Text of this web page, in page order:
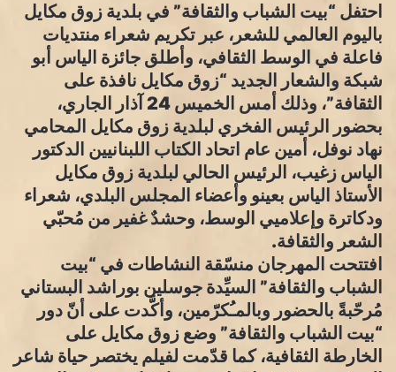
احتفل “بيت الشباب والثقافة” في بلدية زوق مكايل
باليوم العالمي للشعر، عبر تكريم شعراء منتديات
فاعلة في الوسط الثقافي، وأطلق جائزة الياس أبو
شبكة والشعار الجديد “زوق مكايل نافذة على
الثقافة”، وذلك أمس الخميس 24 آذار الجاري،
بحضور الرئيس الفخري لبلدية زوق مكايل المحامي
نهاد نوفل، أمين عام اتحاد الكتاب اللبنانيين الدكتور
الياس زغيب، الرئيس الحالي لبلدية زوق مكايل
الأستاذ الياس بعينو وأعضاء المجلس البلدي، شعراء
ودكاترة وإعلاميي الوسط، وحشدٌ غفير من مُحبّي
الشعر والثقافة.
افتتحت المهرجان منسّقة النشاطات في “بيت
الشباب والثقافة” السيِّدة جوسلين بوراشد البستاني
مُرحّبةً بالحضور وبالمـُكرّمين، وأكَّدت على أنّ دور
“بيت الشباب والثقافة” وضع زوق مكايل على
الخارطة الثقافية، كما قدّمت لفيلم يختصر حياة شاعر